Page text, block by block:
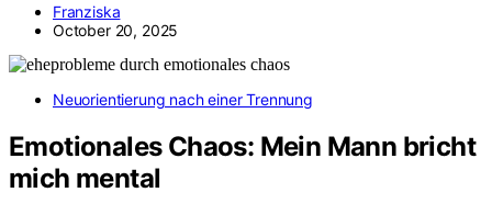
Franziska
October 20, 2025
Neuorientierung nach einer Trennung
Emotionales Chaos: Mein Mann bricht
mich mental